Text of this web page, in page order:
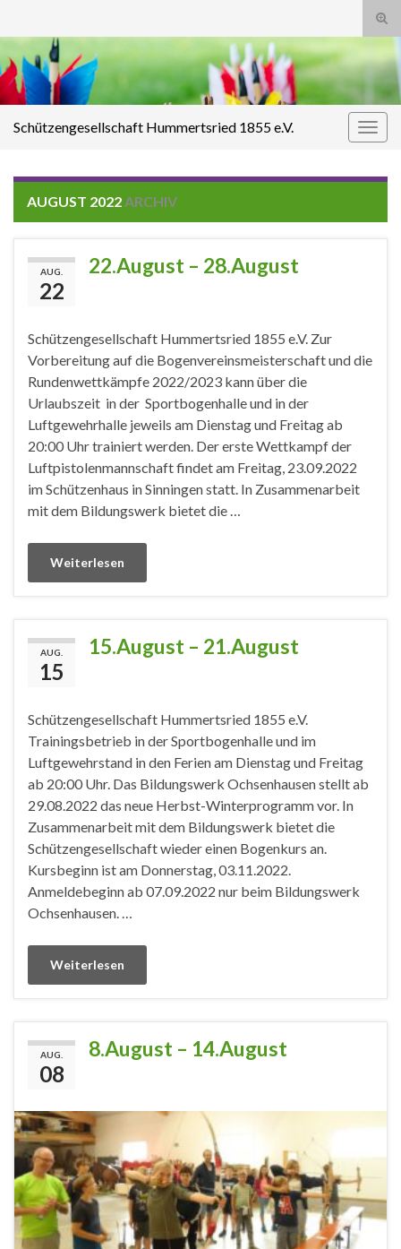
Search for:
Schützengesellschaft Hummertsried 1855 e.V.
AUGUST 2022ARCHIV
AUG.
22
22.August – 28.August
Schützengesellschaft Hummertsried 1855 e.V. Zur
Vorbereitung auf die Bogenvereinsmeisterschaft und die
Rundenwettkämpfe 2022/2023 kann über die
Urlaubszeit in der Sportbogenhalle und in der
Luftgewehrhalle jeweils am Dienstag und Freitag ab
20:00 Uhr trainiert werden. Der erste Wettkampf der
Luftpistolenmannschaft findet am Freitag, 23.09.2022
im Schützenhaus in Sinningen statt. In Zusammenarbeit
mit dem Bildungswerk bietet die …
Weiterlesen
AUG.
15
15.August – 21.August
Schützengesellschaft Hummertsried 1855 e.V.
Trainingsbetrieb in der Sportbogenhalle und im
Luftgewehrstand in den Ferien am Dienstag und Freitag
ab 20:00 Uhr. Das Bildungswerk Ochsenhausen stellt ab
29.08.2022 das neue Herbst-Winterprogramm vor. In
Zusammenarbeit mit dem Bildungswerk bietet die
Schützengesellschaft wieder einen Bogenkurs an.
Kursbeginn ist am Donnerstag, 03.11.2022.
Anmeldebeginn ab 07.09.2022 nur beim Bildungswerk
Ochsenhausen. …
Weiterlesen
AUG.
08
8.August – 14.August